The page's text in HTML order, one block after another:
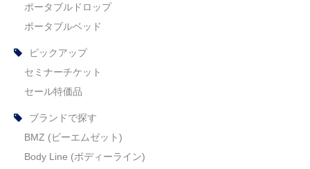
ポータブルドロップ
ポータブルベッド
ピックアップ
セミナーチケット
セール特価品
ブランドで探す
BMZ (ビーエムゼット)
Body Line (ボディーライン)